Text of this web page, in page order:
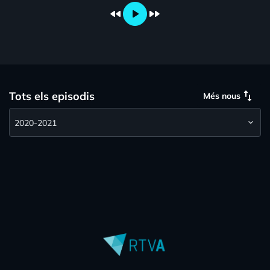
fast_rewind play_arrow fast_forward
Tots els episodis Més nous swap_vert